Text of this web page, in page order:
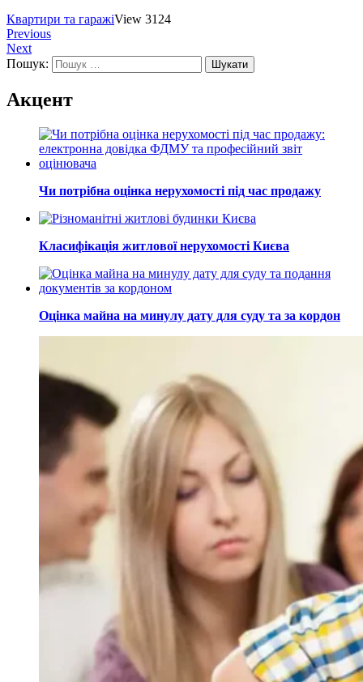
Квартири та гаражіView 3124
Previous
Next
Пошук:
Акцент
Чи потрібна оцінка нерухомості під час продажу
Класифікація житлової нерухомості Києва
Оцінка майна на минулу дату для суду та за кордон